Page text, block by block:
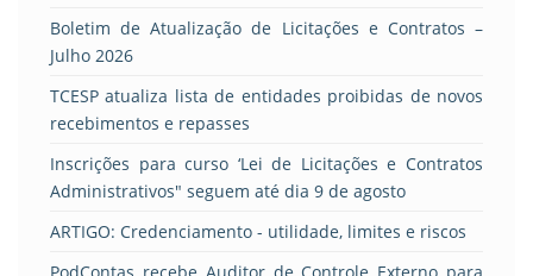
Boletim de Atualização de Licitações e Contratos –
Julho 2026
TCESP atualiza lista de entidades proibidas de novos
recebimentos e repasses
Inscrições para curso ‘Lei de Licitações e Contratos
Administrativos" seguem até dia 9 de agosto
ARTIGO: Credenciamento - utilidade, limites e riscos